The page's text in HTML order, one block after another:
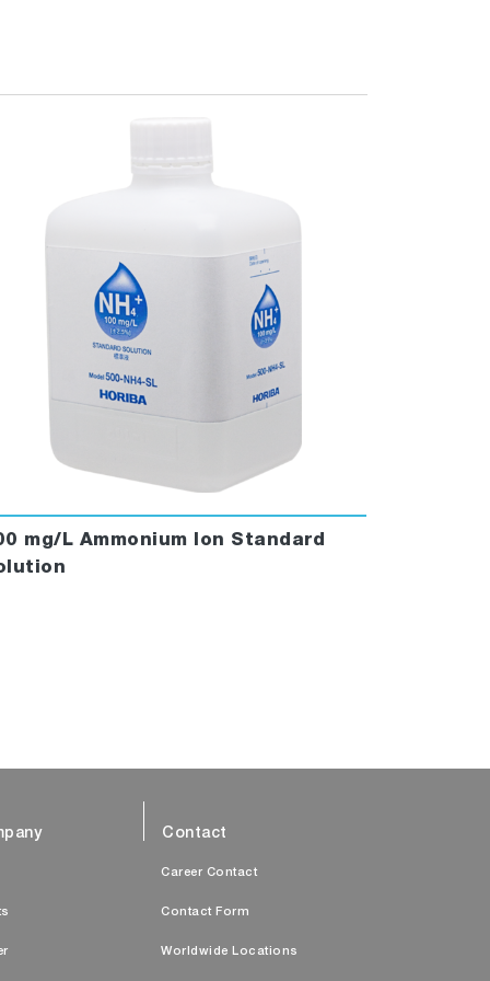
mg/L Ammonium Ion Standard
Contact
Career Contact
Contact Form
Worldwide Locations